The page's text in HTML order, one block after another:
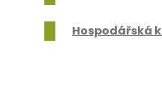
Hospodářská